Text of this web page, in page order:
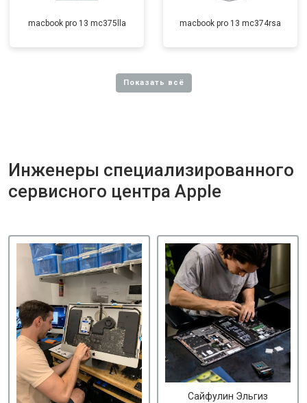
macbook pro 13 mc375lla macbook pro 13 mc374rsa
Инженеры специализированного
сервисного центра Apple
Сайфулин Эльгиз